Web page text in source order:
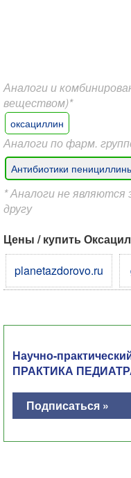
Аналоги и
веществом)*
оксациллин
Аналоги по фарм.
Антибиотики
* Аналоги не являются
другу
Цены / купить
planetazdorovo.ru
Научно-
ПРАКТИКА
Подписаться »